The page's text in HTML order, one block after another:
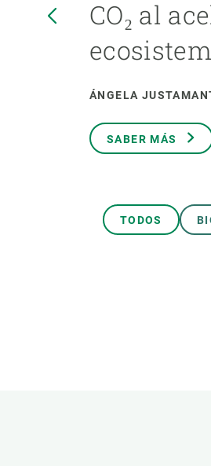
CO₂ al
ÁNGELA
SABER MÁS
TODOS
Marca y logotipos
Equidad, Diversidad e Inclusión
Documentación
Eventos anteriores